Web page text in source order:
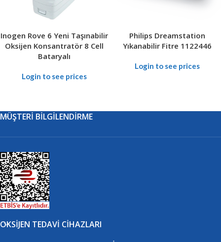
Inogen Rove 6 Yeni Taşınabilir
Oksijen Konsantratör 8 Cell
Bataryalı
Login to see prices
Philips Dreamstation
Yıkanabilir Fitre 1122446
Login to see prices
MÜŞTERI BILGILENDIRME
OKSIJEN TEDAVI CIHAZLARI